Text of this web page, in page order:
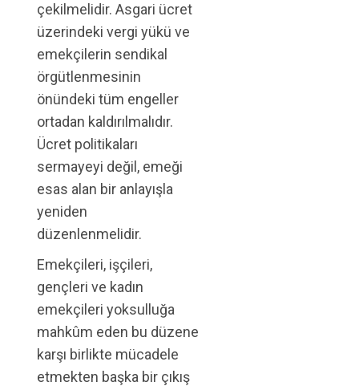
çekilmelidir. Asgari ücret
üzerindeki vergi yükü ve
emekçilerin sendikal
örgütlenmesinin
önündeki tüm engeller
ortadan kaldırılmalıdır.
Ücret politikaları
sermayeyi değil, emeği
esas alan bir anlayışla
yeniden
düzenlenmelidir.
Emekçileri, işçileri,
gençleri ve kadın
emekçileri yoksulluğa
mahkûm eden bu düzene
karşı birlikte mücadele
etmekten başka bir çıkış